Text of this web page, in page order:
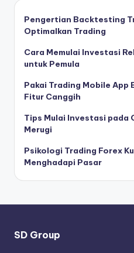
Pengertian Backtesting
Optimalkan Trading
Cara Memulai Investasi
untuk Pemula
Pakai Trading Mobile App
Fitur Canggih
Tips Mulai Investasi pada
Merugi
Psikologi Trading Forex
Menghadapi Pasar
SD Group